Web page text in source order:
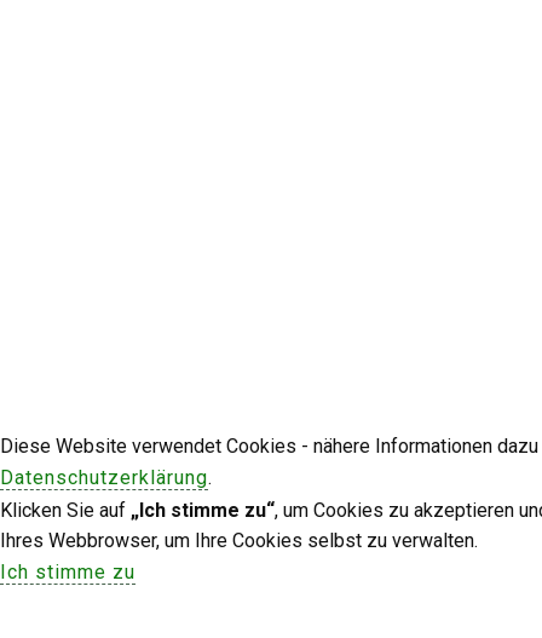
Diese Website verwendet Cookies - nähere Informationen
Datenschutzerklärung.
Klicken Sie auf „Ich stimme zu“, um Cookies zu akzeptieren
Ihres Webbrowser, um Ihre Cookies selbst zu verwalten.
Ich stimme zu